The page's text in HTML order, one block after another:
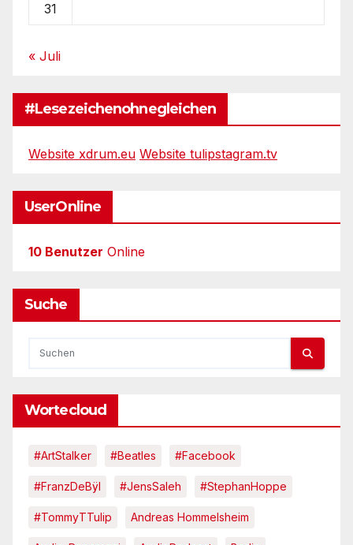
31
« Juli
#Lesezeichenohnegleichen
Website xdrum.eu Website tulipstagram.tv
UserOnline
10 Benutzer Online
Suche
Wortecloud
#ArtStalker #Beatles #Facebook
#FranzDeBÿl #JensSaleh #StephanHoppe
#TommyTTulip Andreas Hommelsheim